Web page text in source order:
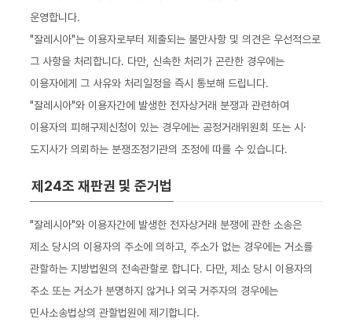
운영합니다.
"잘레시아"는 이용자로부터 제출되는 불만사항 및 의견은 우선적으로
그 사항을 처리합니다. 다만, 신속한 처리가 곤란한 경우에는
이용자에게 그 사유와 처리일정을 즉시 통보해 드립니다.
"잘레시아"와 이용자간에 발생한 전자상거래 분쟁과 관련하여
이용자의 피해구제신청이 있는 경우에는 공정거래위원회 또는 시·
도지사가 의뢰하는 분쟁조정기관의 조정에 따를 수 있습니다.
제24조 재판권 및 준거법
"잘레시아"와 이용자간에 발생한 전자상거래 분쟁에 관한 소송은
제소 당시의 이용자의 주소에 의하고, 주소가 없는 경우에는 거소를
관할하는 지방법원의 전속관할로 합니다. 다만, 제소 당시 이용자의
주소 또는 거소가 분명하지 않거나 외국 거주자의 경우에는
민사소송법상의 관할법원에 제기합니다.